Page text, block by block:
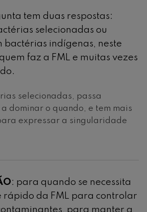
tem duas respostas:
selecionadas ou
bactérias indígenas, neste
faz a FML e muitas vezes
selecionadas, passa
dominar o quando, e tem mais
expressar a singularidade
: para quando se necessita
rápido da FML para controlar
para manter a